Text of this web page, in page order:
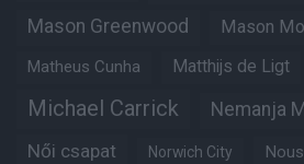
Mason Greenwood Mason
Matheus Cunha Matthijs de Ligt
Michael Carrick Nemanja
Női csapat Norwich City